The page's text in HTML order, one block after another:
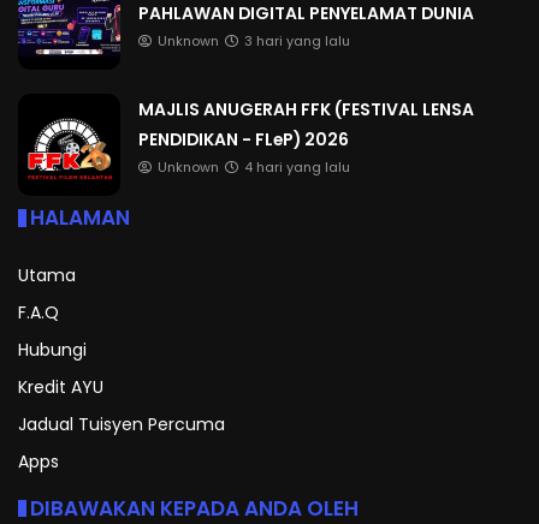
PAHLAWAN DIGITAL PENYELAMAT DUNIA
Unknown 3 hari yang lalu
MAJLIS ANUGERAH FFK (FESTIVAL LENSA
PENDIDIKAN - FLeP) 2026
Unknown 4 hari yang lalu
HALAMAN
Utama
F.A.Q
Hubungi
Kredit AYU
Jadual Tuisyen Percuma
Apps
DIBAWAKAN KEPADA ANDA OLEH